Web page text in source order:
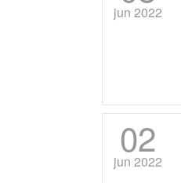
jun 2022
02
jun 2022